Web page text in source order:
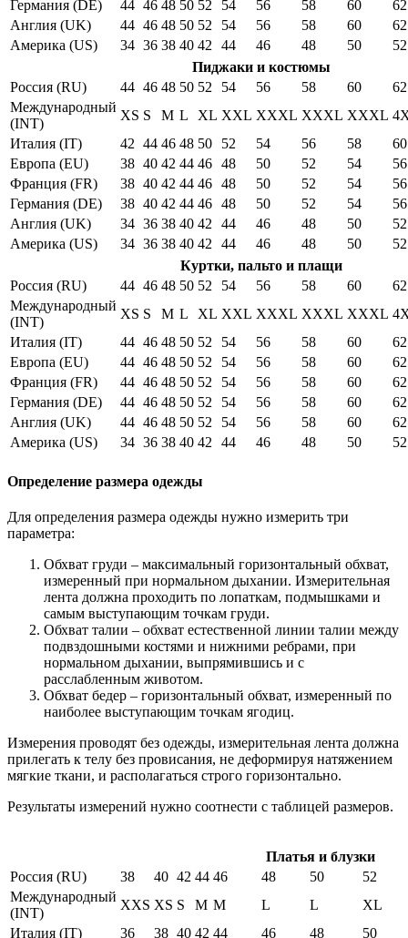
Германия (DE)
44 46 48 50 52 54 56 58 60
62
Англия (UK)
44 46 48 50 52 54 56 58 60
62
Америка (US)
34 36 38 40 42 44 46 48 50
52
Пиджаки и костюмы
Россия (RU)
44 46 48 50 52 54 56 58 60
62
Международный
(INT)
XS S M L XL XXL XXXL XXXL XXXL
Италия (IT)
42 44 46 48 50 52 54 56 58
60
Европа (EU)
38 40 42 44 46 48 50 52 54
56
Франция (FR)
38 40 42 44 46 48 50 52 54
56
Германия (DE)
38 40 42 44 46 48 50 52 54
56
Англия (UK)
34 36 38 40 42 44 46 48 50
52
Америка (US)
34 36 38 40 42 44 46 48 50
52
Куртки, пальто и плащи
Россия (RU)
44 46 48 50 52 54 56 58 60
62
Международный
(INT)
XS S M L XL XXL XXXL XXXL XXXL
Италия (IT)
44 46 48 50 52 54 56 58 60
62
Европа (EU)
44 46 48 50 52 54 56 58 60
62
Франция (FR)
44 46 48 50 52 54 56 58 60
62
Германия (DE)
44 46 48 50 52 54 56 58 60
62
Англия (UK)
44 46 48 50 52 54 56 58 60
62
Америка (US)
34 36 38 40 42 44 46 48 50 52
Определение размера одежды
Для определения размера одежды нужно измерить три
параметра:
Обхват груди – максимальный горизонтальный обхват,
измеренный при нормальном дыхании. Измерительная
лента должна проходить по лопаткам, подмышками и
самым выступающим точкам груди.
Обхват талии – обхват естественной линии талии между
подвздошными костями и нижними ребрами, при
нормальном дыхании, выпрямившись и с
расслабленным животом.
Обхват бедер – горизонтальный обхват, измеренный по
наиболее выступающим точкам ягодиц.
Измерения проводят без одежды, измерительная лента должна
прилегать к телу без провисания, не деформируя натяжением
мягкие ткани, и располагаться строго горизонтально.
Результаты измерений нужно соотнести с таблицей размеров.
Платья и блузки
Россия (RU)
38 40 42 44 46 48 50
52
Международный
(INT)
XXS XS S M M L L
XL
Италия (IT)
36 38 40 42 44 46 48 50